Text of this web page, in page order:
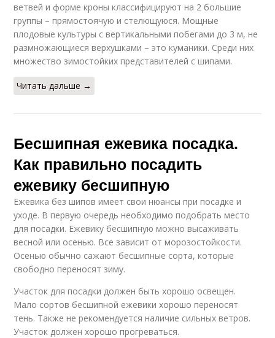
ветвей и форме кроны классифицируют на 2 большие
группы – прямостоячую и стелющуюся. Мощные
плодовые культуры с вертикальными побегами до 3 м, не
размножающиеся верхушками – это куманики. Среди них
множество зимостойких представителей с шипами.
Читать дальше →
Бесшипная ежевика посадка.
Как правильно посадить
ежевику бесшипную
Ежевика без шипов имеет свои нюансы при посадке и
уходе. В первую очередь необходимо подобрать место
для посадки. Ежевику бесшипную можно высаживать
весной или осенью. Все зависит от морозостойкости.
Осенью обычно сажают бесшипные сорта, которые
свободно переносят зиму.
Участок для посадки должен быть хорошо освещен.
Мало сортов бесшипной ежевики хорошо переносят
тень. Также не рекомендуется наличие сильных ветров.
Участок должен хорошо прогреваться.